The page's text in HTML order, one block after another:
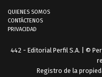
QUIENES SOMOS
CONTÁCTENOS
PRIVACIDAD
442 - Editorial Perfil S.A. | ©
Registro de la